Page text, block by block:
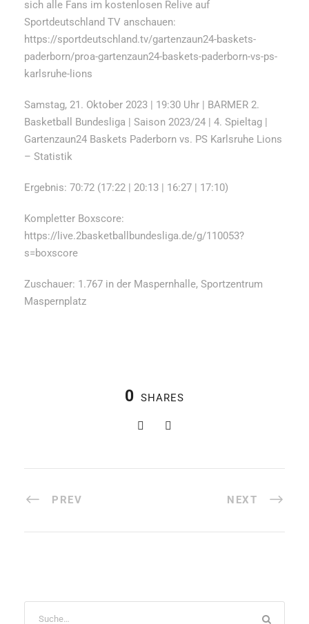
sich alle Fans im kostenlosen Relive auf
Sportdeutschland TV anschauen:
https://sportdeutschland.tv/gartenzaun24-baskets-
paderborn/proa-gartenzaun24-baskets-paderborn-vs-ps-
karlsruhe-lions
Samstag, 21. Oktober 2023 | 19:30 Uhr | BARMER 2.
Basketball Bundesliga | Saison 2023/24 | 4. Spieltag |
Gartenzaun24 Baskets Paderborn vs. PS Karlsruhe Lions
– Statistik
Ergebnis: 70:72 (17:22 | 20:13 | 16:27 | 17:10)
Kompletter Boxscore:
https://live.2basketballbundesliga.de/g/110053?
s=boxscore
Zuschauer: 1.767 in der Maspernhalle, Sportzentrum
Maspernplatz
0 SHARES
PREV NEXT